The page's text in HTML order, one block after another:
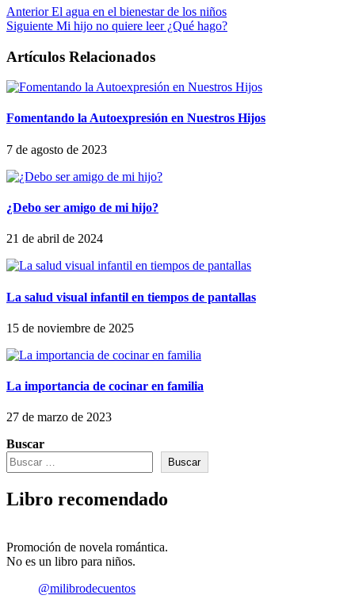
Anterior El agua en el bienestar de los niños
Siguiente Mi hijo no quiere leer ¿Qué hago?
Artículos Relacionados
Fomentando la Autoexpresión en Nuestros Hijos
7 de agosto de 2023
¿Debo ser amigo de mi hijo?
21 de abril de 2024
La salud visual infantil en tiempos de pantallas
15 de noviembre de 2025
La importancia de cocinar en familia
27 de marzo de 2023
Buscar
Buscar
Libro recomendado
Promoción de novela romántica.
No es un libro para niños.
@milibrodecuentos